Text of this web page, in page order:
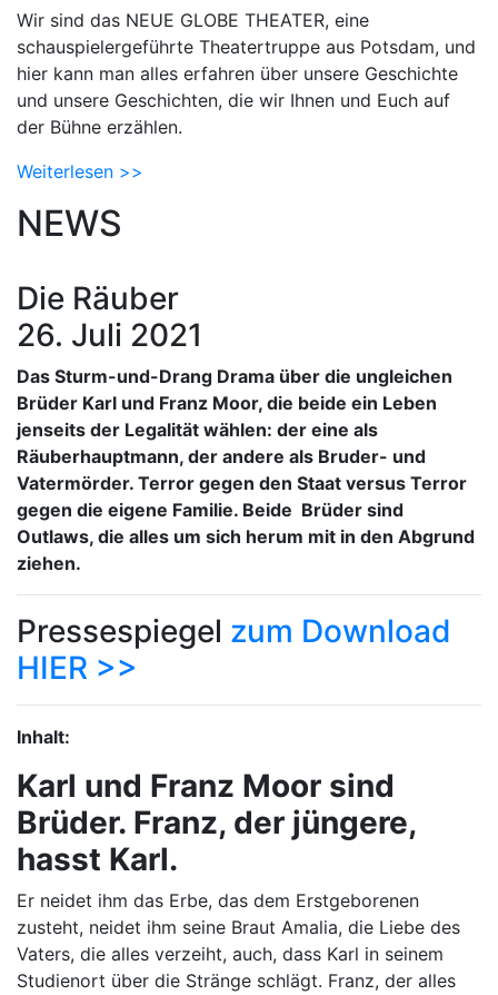
Wir sind das NEUE GLOBE THEATER, eine
schauspielergeführte Theatertruppe aus Potsdam, und
hier kann man alles erfahren über unsere Geschichte
und unsere Geschichten, die wir Ihnen und Euch auf
der Bühne erzählen.
Weiterlesen >>
NEWS
Die Räuber
26. Juli 2021
Das Sturm-und-Drang Drama über die ungleichen
Brüder Karl und Franz Moor, die beide ein Leben
jenseits der Legalität wählen: der eine als
Räuberhauptmann, der andere als Bruder- und
Vatermörder. Terror gegen den Staat versus Terror
gegen die eigene Familie. Beide Brüder sind
Outlaws, die alles um sich herum mit in den Abgrund
ziehen.
Pressespiegel zum Download
HIER >>
Inhalt:
Karl und Franz Moor sind
Brüder. Franz, der jüngere,
hasst Karl.
Er neidet ihm das Erbe, das dem Erstgeborenen
zusteht, neidet ihm seine Braut Amalia, die Liebe des
Vaters, die alles verzeiht, auch, dass Karl in seinem
Studienort über die Stränge schlägt. Franz, der alles